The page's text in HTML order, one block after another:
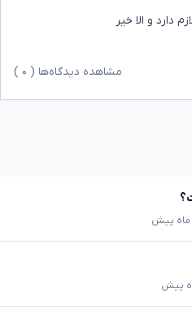
دارد و الا خیر
مشاهده دیدگاه‌ها ( ۰